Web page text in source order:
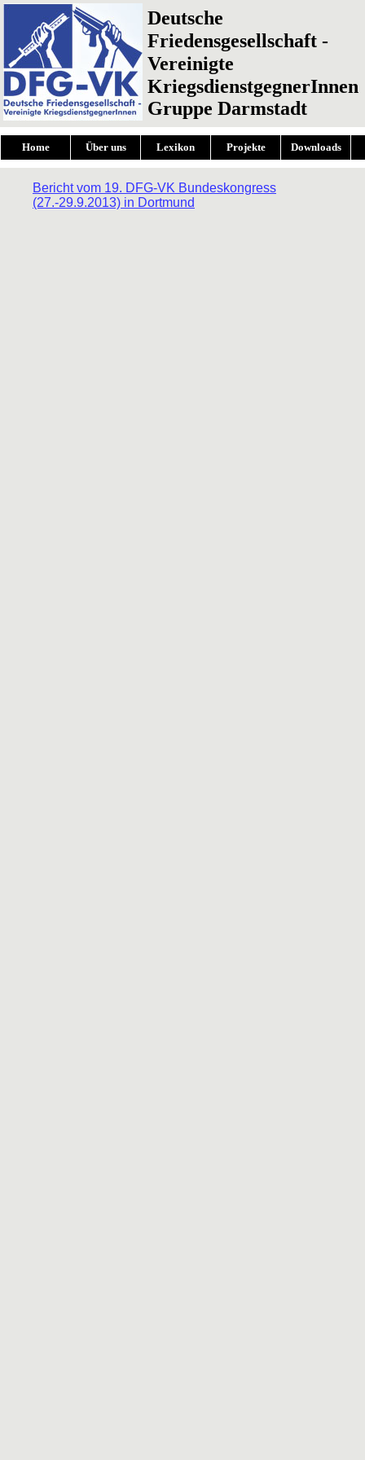
Deutsche
Friedensgesellschaft -
Vereinigte
KriegsdienstgegnerInnen
Gruppe Darmstadt
Home Über uns Lexikon Projekte Downloads
Bericht vom 19. DFG-VK Bundeskongress
(27.-29.9.2013) in Dortmund